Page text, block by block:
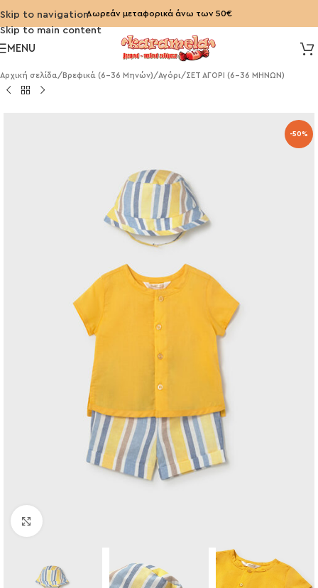
Skip to navigation
Skip to main content
Δωρεάν μεταφορικά άνω των 50€
MENU
Αρχική σελίδα/ Βρεφικά (6-36 Μηνών)/Αγόρι/ΣΕΤ ΑΓΟΡΙ (6-36 ΜΗΝΩΝ)
-50%